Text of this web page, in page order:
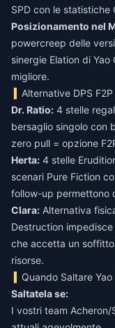
SPD con le statistiche
Posizionamento nel
powercreep delle
sinergie Elation di
migliore.
Alternative DPS F2P
Dr. Ratio: 4 stelle
bersaglio singolo con
zero pull = opzione
Herta: 4 stelle
scenari Pure Fiction
follow-up permettono
Clara: Alternativa
Destruction
che accetta un
risorse.
Quando Saltare Yao
Saltatela se:
I vostri team